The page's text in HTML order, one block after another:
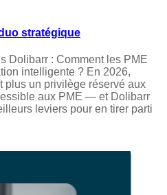
stratégique
Dolibarr : Comment les PME
intelligente ? En 2026,
plus un privilège réservé aux
aux PME — et Dolibarr
leviers pour en tirer parti